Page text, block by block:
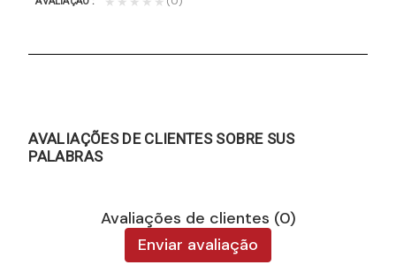
AVALIAÇÕES DE CLIENTES SOBRE SUS
PALABRAS
Avaliações de clientes (0)
Enviar avaliação